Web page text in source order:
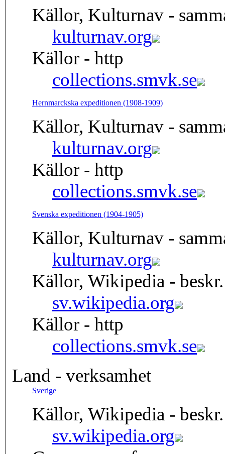
Källor, Kulturnav -
kulturnav.org
Källor - http
collections.smvk.se
Hernmarckska expeditionen (1908-1909)
Källor, Kulturnav -
kulturnav.org
Källor - http
collections.smvk.se
Svenska expeditionen (1904-1905)
Källor, Kulturnav -
kulturnav.org
Källor, Wikipedia -
sv.wikipedia.org
Källor - http
collections.smvk.se
Land - verksamhet
Sverige
Källor, Wikipedia -
sv.wikipedia.org